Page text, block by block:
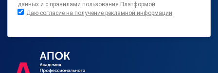
данных и с правилами пользования Платформой
Даю согласие на получение рекламной информации